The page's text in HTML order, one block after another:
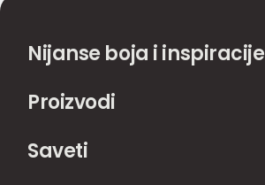
Nijanse boja i inspiracije
Proizvodi
Saveti